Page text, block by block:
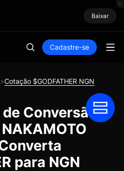
Baixar
Cadastre-se
>Cotação $GODFATHER NGN
Conversão
para NGN